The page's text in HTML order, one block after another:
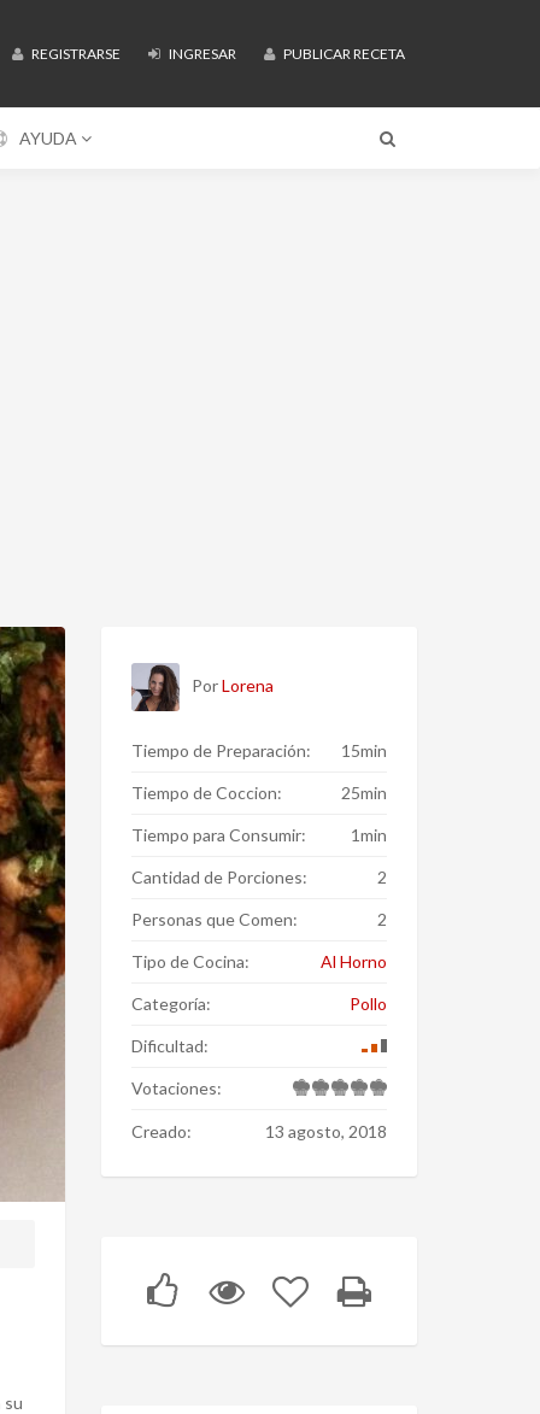
REGISTRARSE INGRESAR PUBLICAR RECETA
AYUDA
su
PorLorena
Tiempo de Preparación: 15min
Tiempo de Coccion: 25min
Tiempo para Consumir: 1min
Cantidad de Porciones: 2
Personas que Comen: 2
Tipo de Cocina: Al Horno
Categoría: Pollo
Dificultad:
Votaciones:
Creado: 13 agosto, 2018